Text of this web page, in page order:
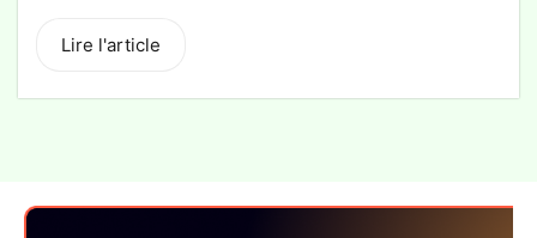
Lire l'article